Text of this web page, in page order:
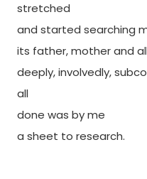
stretched
and started searching
its father, mother and
deeply, involvedly,
all
done was by me
a sheet to research.